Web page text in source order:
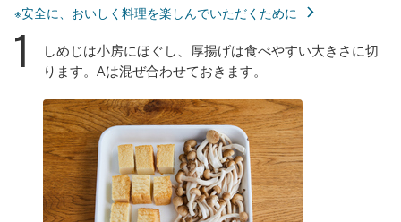
※安全に、おいしく料理を楽しんでいただくために
1
しめじは小房にほぐし、厚揚げは食べやすい大きさに切
ります。Aは混ぜ合わせておきます。